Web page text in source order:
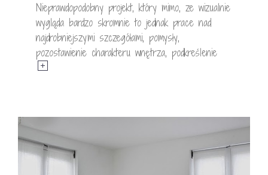
Nieprawdopodobny projekt, który mimo, ze wizualnie
wygląda bardzo skromnie to jednak prace nad
najdrobniejszymi szczegółami, pomysły,
pozostawienie charakteru wnętrza, podkreślenie